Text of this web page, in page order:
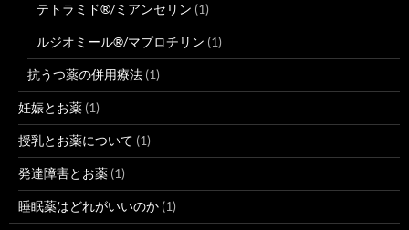
テトラミド®/ミアンセリン (1)
ルジオミール®/マプロチリン (1)
抗うつ薬の併用療法 (1)
妊娠とお薬 (1)
授乳とお薬について (1)
発達障害とお薬 (1)
睡眠薬はどれがいいのか (1)